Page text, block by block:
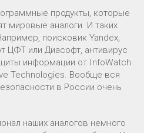
продукты, которые
мировые аналоги. И таких
поисковик Yandex,
ЦФТ или Диасофт, антивирус
информации от InfoWatch
Technologies. Вообще вся
в России очень
наших аналогов немного